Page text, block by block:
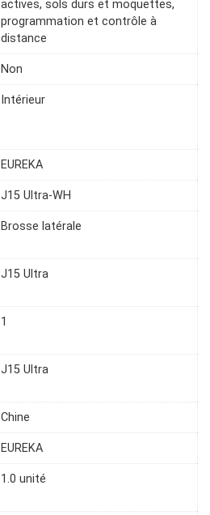
actives, sols durs et moquettes,
programmation et contrôle à
distance
Non
Intérieur
EUREKA
J15 Ultra-WH
Brosse latérale
J15 Ultra
1
J15 Ultra
Chine
EUREKA
1.0 unité